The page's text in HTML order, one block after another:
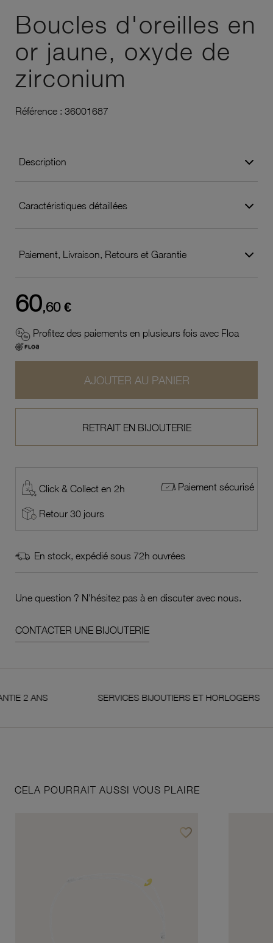
Boucles d'oreilles en
or jaune, oxyde de
zirconium
Référence : 36001687
Description
Caractéristiques détaillées
Paiement, Livraison, Retours et Garantie
60,60 €
Profitez des paiements en plusieurs fois avec Floa
AJOUTER AU PANIER
RETRAIT EN BIJOUTERIE
Click & Collect en 2h Paiement sécurisé
Retour 30 jours
En stock, expédié sous 72h ouvrées
Une question ? N'hésitez pas à en discuter avec nous.
CONTACTER UNE BIJOUTERIE
SERVICES BIJOUTIERS ET HORLOGERS
CELA POURRAIT AUSSI VOUS PLAIRE
favorite_borderAjouter à vos favoris